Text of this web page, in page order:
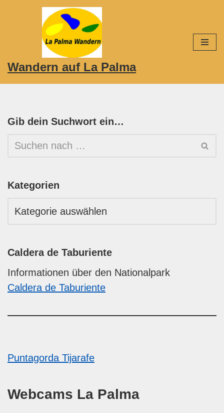
springen
Wandern auf La Palma
Gib dein Suchwort ein…
Kategorien
Caldera de Taburiente
Informationen über den Nationalpark
Caldera de Taburiente
Puntagorda Tijarafe
Webcams La Palma